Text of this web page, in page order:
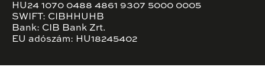
HU24 1070 0488 4861 9307 5000 0005
SWIFT: CIBHHUHB
Bank: CIB Bank Zrt.
EU adószám: HU18245402